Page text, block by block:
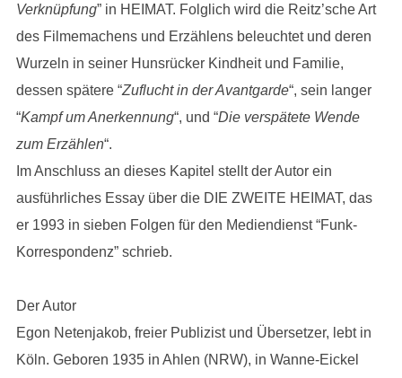
Verknüpfung” in HEIMAT. Folglich wird die Reitz’sche Art
des Filmemachens und Erzählens beleuchtet und deren
Wurzeln in seiner Hunsrücker Kindheit und Familie,
dessen spätere “Zuflucht in der Avantgarde“, sein langer
“Kampf um Anerkennung“, und “Die verspätete Wende
zum Erzählen“.
Im Anschluss an dieses Kapitel stellt der Autor ein
ausführliches Essay über die DIE ZWEITE HEIMAT, das
er 1993 in sieben Folgen für den Mediendienst “Funk-
Korrespondenz” schrieb.
Der Autor
Egon Netenjakob, freier Publizist und Übersetzer, lebt in
Köln. Geboren 1935 in Ahlen (NRW), in Wanne-Eickel